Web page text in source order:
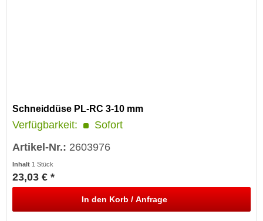
Schneiddüse PL-RC 3-10 mm
Verfügbarkeit:
Sofort
Artikel-Nr.: 2603976
Inhalt 1 Stück
23,03 € *
In den Korb / Anfrage